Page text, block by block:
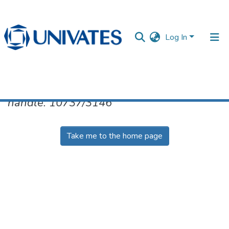
Log In
Documentos
handle: 10737/3146
Take me to the home page